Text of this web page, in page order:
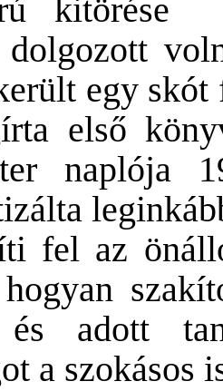
dolgozott
egy skót
első
naplója
fel az
és adott
a